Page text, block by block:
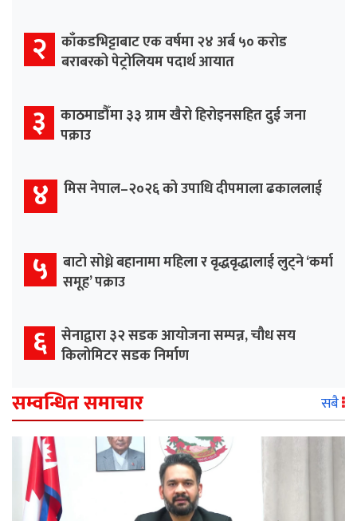
२ काँकडभिट्टाबाट एक वर्षमा २४ अर्ब ५० करोड
बराबरको पेट्रोलियम पदार्थ आयात
३ काठमाडौँमा ३३ ग्राम खैरो हिरोइनसहित दुई जना
पक्राउ
४ मिस नेपाल–२०२६ को उपाधि दीपमाला ढकाललाई
५ बाटो सोध्ने बहानामा महिला र वृद्धवृद्धालाई लुट्ने ‘कर्मा
समूह’ पक्राउ
६ सेनाद्वारा ३२ सडक आयोजना सम्पन्न, चौध सय
किलोमिटर सडक निर्माण
सम्वन्धित समाचार सबै